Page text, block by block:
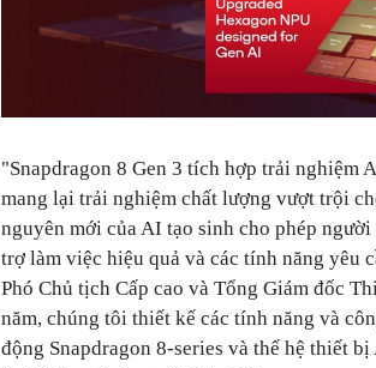
"Snapdragon 8 Gen 3 tích hợp trải nghiệm
mang lại trải nghiệm chất lượng vượt trội
nguyên mới của AI tạo sinh cho phép
trợ làm việc hiệu quả và các tính năng yêu
Phó Chủ tịch Cấp cao và Tổng Giám đốc
năm, chúng tôi thiết kế các tính năng và
động Snapdragon 8-series và thế hệ thiết